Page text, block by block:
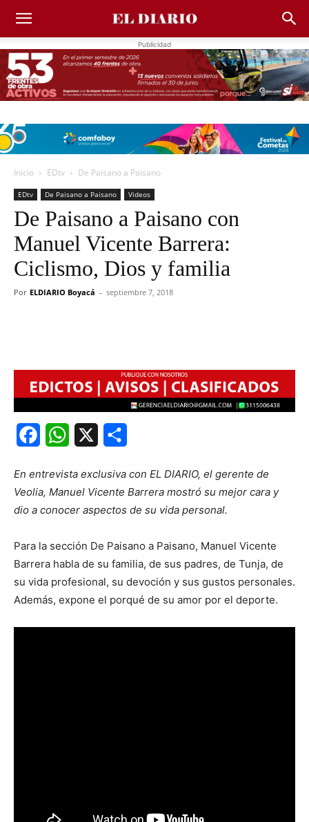
Publicidad
Inicio EDtv De Paisano a Paisano
EDtv De Paisano a Paisano Videos
De Paisano a Paisano con
Manuel Vicente Barrera:
Ciclismo, Dios y familia
Por ELDIARIO Boyacá - septiembre 7, 2018
FacebookWhatsApp
En entrevista exclusiva con EL DIARIO, el gerente de
Veolia, Manuel Vicente Barrera mostró su mejor cara y
dio a conocer aspectos de su vida personal.
Para la sección De Paisano a Paisano, Manuel Vicente
Barrera habla de su familia, de sus padres, de Tunja, de
su vida profesional, su devoción y sus gustos personales.
Además, expone el porqué de su amor por el deporte.